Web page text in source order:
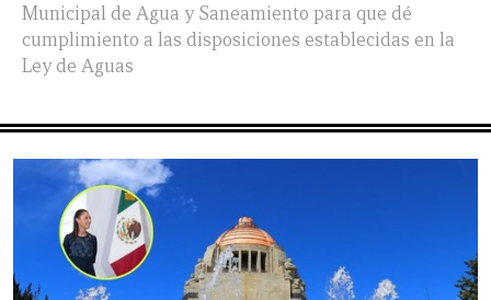
Municipal de Agua y Saneamiento para que dé
cumplimiento a las disposiciones establecidas en la
Ley de Aguas